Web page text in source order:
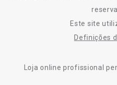
Este site
Definições
Loja online profissional